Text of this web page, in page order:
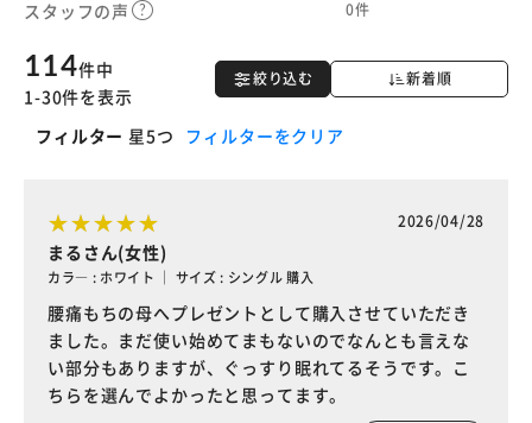
スタッフの声 0件
絞り込む 新着順
114件中
1-30件を表示
フィルター 星5つ フィルターをクリア
2026/04/28
まるさん(女性)
カラ― : ホワイト ｜ サイズ : シングル 購入
腰痛もちの母へプレゼントとして購入させていただき
ました。まだ使い始めてまもないのでなんとも言えな
い部分もありますが、ぐっすり眠れてるそうです。こ
ちらを選んでよかったと思ってます。